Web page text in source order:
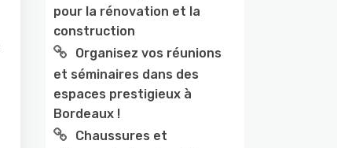
pour la rénovation et la
construction
Organisez vos réunions
et séminaires dans des
espaces prestigieux à
Bordeaux !
Chaussures et